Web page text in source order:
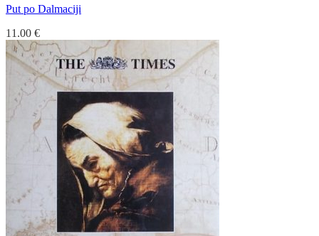
Put po Dalmaciji
11.00 €